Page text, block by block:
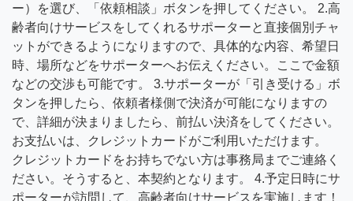
ー）を選び、「依頼相談」ボタンを押してください。 2.高
齢者向けサービスをしてくれるサポーターと直接個別チャ
ットができるようになりますので、具体的な内容、希望日
時、場所などをサポーターへお伝えください。ここで金額
などの交渉も可能です。 3.サポーターが「引き受ける」ボ
タンを押したら、依頼者様側で決済が可能になりますの
で、詳細が決まりましたら、前払い決済をしてください。
お支払いは、クレジットカードがご利用いただけます。
クレジットカードをお持ちでない方は事務局までご連絡く
ださい。そうすると、本契約となります。 4.予定日時にサ
ポーターが訪問して、高齢者向けサービスを実施します！